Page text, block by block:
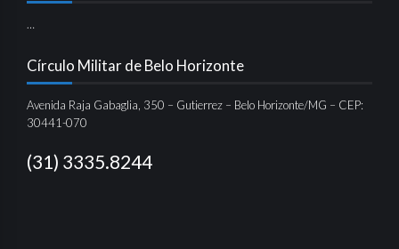
…
Círculo Militar de Belo Horizonte
Avenida Raja Gabaglia, 350 – Gutierrez – Belo Horizonte/MG – CEP:
30441-070
(31) 3335.8244